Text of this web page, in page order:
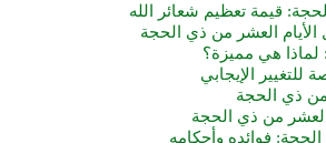
قيمة تعظيم شعائر الله
العشر من ذي الحجة
لماذا هي مميزة؟
الإيجابي
من ذي الحجة
من ذي الحجة
فوائده وأحكامه